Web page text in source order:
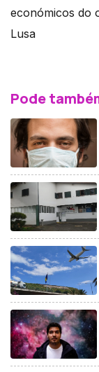
económicos do
Lusa
Pode